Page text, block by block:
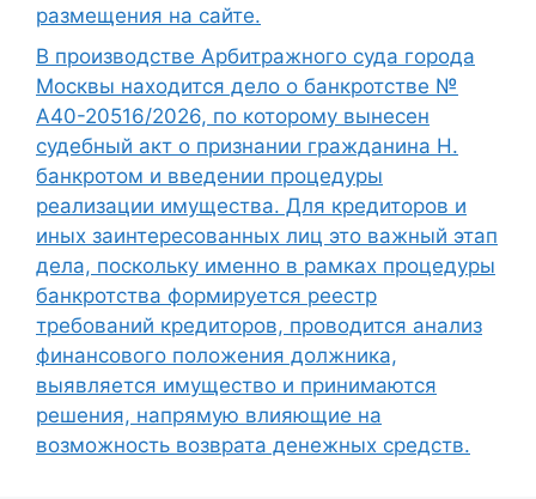
размещения на сайте.
В производстве Арбитражного суда города
Москвы находится дело о банкротстве №
А40-20516/2026, по которому вынесен
судебный акт о признании гражданина Н.
банкротом и введении процедуры
реализации имущества. Для кредиторов и
иных заинтересованных лиц это важный этап
дела, поскольку именно в рамках процедуры
банкротства формируется реестр
требований кредиторов, проводится анализ
финансового положения должника,
выявляется имущество и принимаются
решения, напрямую влияющие на
возможность возврата денежных средств.